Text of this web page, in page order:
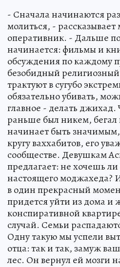
- Сначала начинаются
молиться, -
оперативник. - Дальше
начинается: фильмы и
обсуждения по каждому
безобидный
трактуют в сугубо
обязательно убивать,
главное - делать джихад.
раньше был никем,
начинает быть
кругу ваххабитов, его
сообществе. Девушкам
предлагает: не хочешь
настоящего моджахеда?
в один прекрасный
придется уйти из дома и
конспиративной
случай. Семьи
Одну такую мы успели
отца: так и так, замуж
лес. Он вернул ей мозги